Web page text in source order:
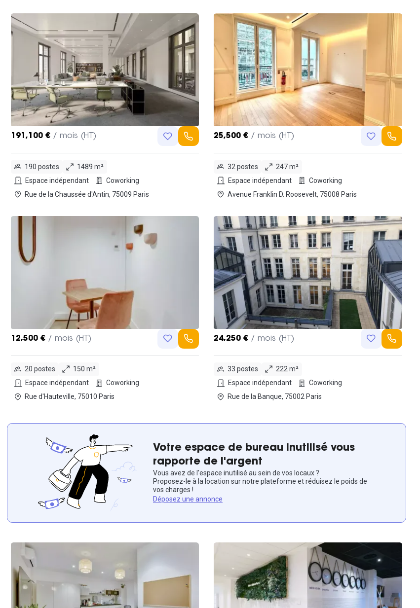
191,100 € / mois (HT)
190 postes
1489 m²
Espace indépendant
Coworking
Rue de la Chaussée d'Antin, 75009 Paris
25,500 € / mois (HT)
32 postes
247 m²
Espace indépendant
Coworking
Avenue Franklin D. Roosevelt, 75008 Paris
12,500 € / mois (HT)
20 postes
150 m²
Espace indépendant
Coworking
Rue d'Hauteville, 75010 Paris
24,250 € / mois (HT)
33 postes
222 m²
Espace indépendant
Coworking
Rue de la Banque, 75002 Paris
Votre espace de bureau inutilisé vous
rapporte de l'argent
Vous avez de l'espace inutilisé au sein de vos locaux ?
Proposez-le à la location sur notre plateforme et réduisez le poids de
vos charges !
Déposez une annonce